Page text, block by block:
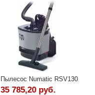
Пылесос Numatic RSV130
35 785,20 руб.